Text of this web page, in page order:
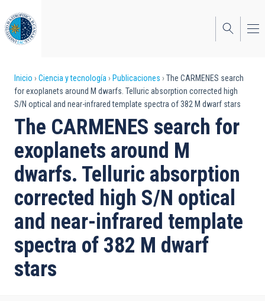
al
contenido
principal
Sobrescribir
enlaces
de
ayuda
a
la
navegación
Inicio Ciencia y tecnología Publicaciones
The CARMENES search
for exoplanets around M dwarfs. Telluric absorption corrected high
S/N optical and near-infrared template spectra of 382 M dwarf stars
The CARMENES search for
exoplanets around M
dwarfs. Telluric absorption
corrected high S/N optical
and near-infrared template
spectra of 382 M dwarf
stars